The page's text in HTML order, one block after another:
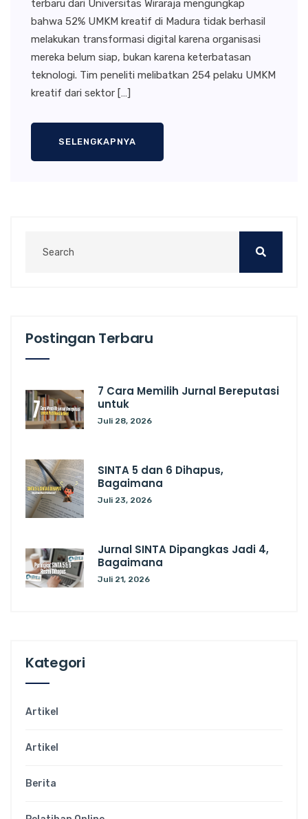
terbaru dari Universitas Wiraraja mengungkap
bahwa 52% UMKM kreatif di Madura tidak berhasil
melakukan transformasi digital karena organisasi
mereka belum siap, bukan karena keterbatasan
teknologi. Tim peneliti melibatkan 254 pelaku UMKM
kreatif dari sektor […]
SELENGKAPNYA
Postingan Terbaru
7 Cara Memilih Jurnal Bereputasi
untuk
Juli 28, 2026
SINTA 5 dan 6 Dihapus,
Bagaimana
Juli 23, 2026
Jurnal SINTA Dipangkas Jadi 4,
Bagaimana
Juli 21, 2026
Kategori
Artikel
Artikel
Berita